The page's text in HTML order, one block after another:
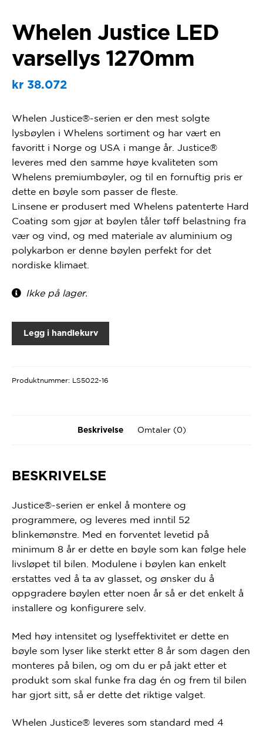
Whelen Justice LED
varsellys 1270mm
kr38.072
Whelen Justice®-serien er den mest solgte
lysbøylen i Whelens sortiment og har vært en
favoritt i Norge og USA i mange år. Justice®
leveres med den samme høye kvaliteten som
Whelens premiumbøyler, og til en fornuftig pris er
dette en bøyle som passer de fleste.
Linsene er produsert med Whelens patenterte Hard
Coating som gjør at bøylen tåler tøff belastning fra
vær og vind, og med materiale av aluminium og
polykarbon er denne bøylen perfekt for det
nordiske klimaet.
Ikke på lager.
Legg i handlekurv
Produktnummer: LS5022-16
Beskrivelse Omtaler (0)
BESKRIVELSE
Justice®-serien er enkel å montere og
programmere, og leveres med inntil 52
blinkemønstre. Med en forventet levetid på
minimum 8 år er dette en bøyle som kan følge hele
livsløpet til bilen. Modulene i bøylen kan enkelt
erstattes ved å ta av glasset, og ønsker du å
oppgradere bøylen etter noen år så er det enkelt å
installere og konfigurere selv.
Med høy intensitet og lyseffektivitet er dette en
bøyle som lyser like sterkt etter 8 år som dagen den
monteres på bilen, og om du er på jakt etter et
produkt som skal funke fra dag én og frem til bilen
har gjort sitt, så er dette det riktige valget.
Whelen Justice® leveres som standard med 4